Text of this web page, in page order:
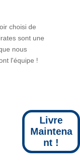
choisi de
sont une
nous
l'équipe !
Livre
Maintena
nt !